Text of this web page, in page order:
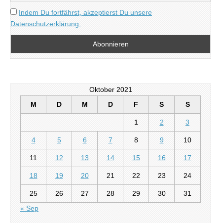
Indem Du fortfährst, akzeptierst Du unsere
Datenschutzerklärung.
Oktober 2021
M
D M D F S S
1 2 3
4 5 6 7 8 9 10
11 12 13 14 15 16 17
18 19 20 21 22 23 24
25 26 27 28 29 30
31
« Sep